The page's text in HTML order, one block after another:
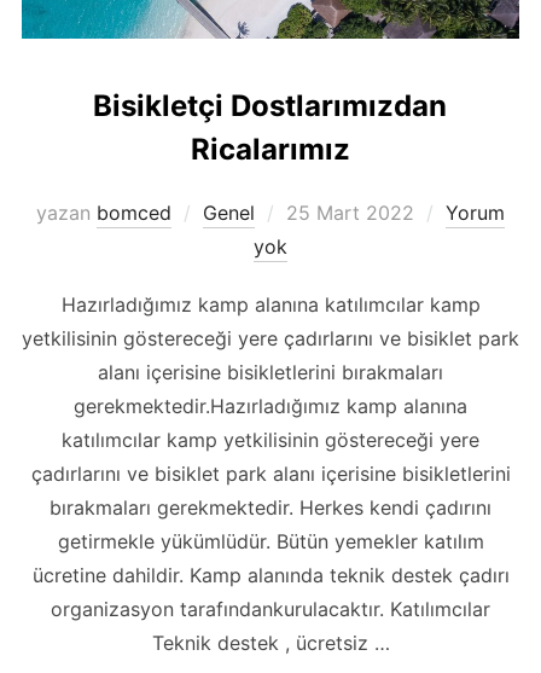
Bisikletçi Dostlarımızdan
Ricalarımız
yazan bomced Genel
Yayımlanma
tarihi
25 Mart 2022
Yorum
yok
Hazırladığımız kamp alanına katılımcılar kamp
yetkilisinin göstereceği yere çadırlarını ve bisiklet park
alanı içerisine bisikletlerini bırakmaları
gerekmektedir.Hazırladığımız kamp alanına
katılımcılar kamp yetkilisinin göstereceği yere
çadırlarını ve bisiklet park alanı içerisine bisikletlerini
bırakmaları gerekmektedir. Herkes kendi çadırını
getirmekle yükümlüdür. Bütün yemekler katılım
ücretine dahildir. Kamp alanında teknik destek çadırı
organizasyon tarafındankurulacaktır. Katılımcılar
Teknik destek , ücretsiz …